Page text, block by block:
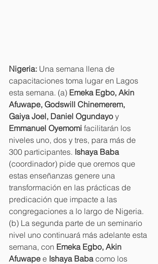
Nigeria: Una semana llena de
capacitaciones toma lugar en Lagos
esta semana. (a) Emeka Egbo, Akin
Afuwape, Godswill Chinemerem,
Gaiya Joel, Daniel Ogundayo y
Emmanuel Oyemomi facilitarán los
niveles uno, dos y tres, para más de
300 participantes. Ishaya Baba
(coordinador) pide que oremos que
estas enseñanzas genere una
transformación en las prácticas de
predicación que impacte a las
congregaciones a lo largo de Nigeria.
(b) La segunda parte de un seminario
nivel uno continuará más adelante esta
semana, con Emeka Egbo, Akin
Afuwape e Ishaya Baba como los